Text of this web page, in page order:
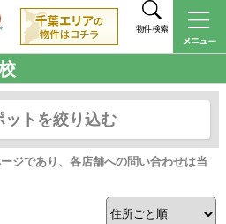
物件検索
ットを絞り込む
ジであり、各店舗への問い合わせは当